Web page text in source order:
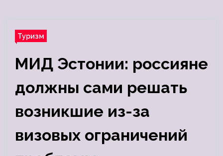
Туризм
МИД Эстонии: россияне
должны сами решать
возникшие из-за
визовых ограничений